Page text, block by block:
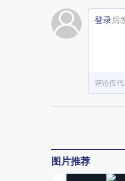
登录后
评论仅
图片推荐